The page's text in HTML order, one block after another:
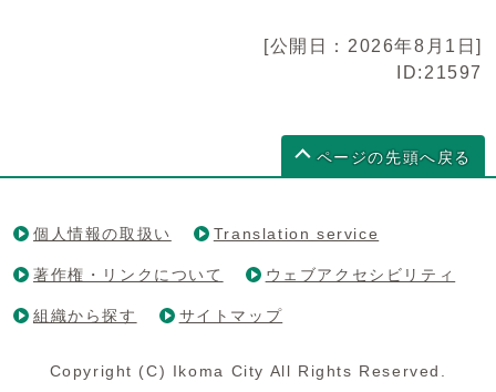
[公開日：2026年8月1日]
ID:21597
ページの先頭へ戻る
個人情報の取扱い Translation service
著作権・リンクについて ウェブアクセシビリティ
組織から探す サイトマップ
Copyright (C) Ikoma City All Rights Reserved.